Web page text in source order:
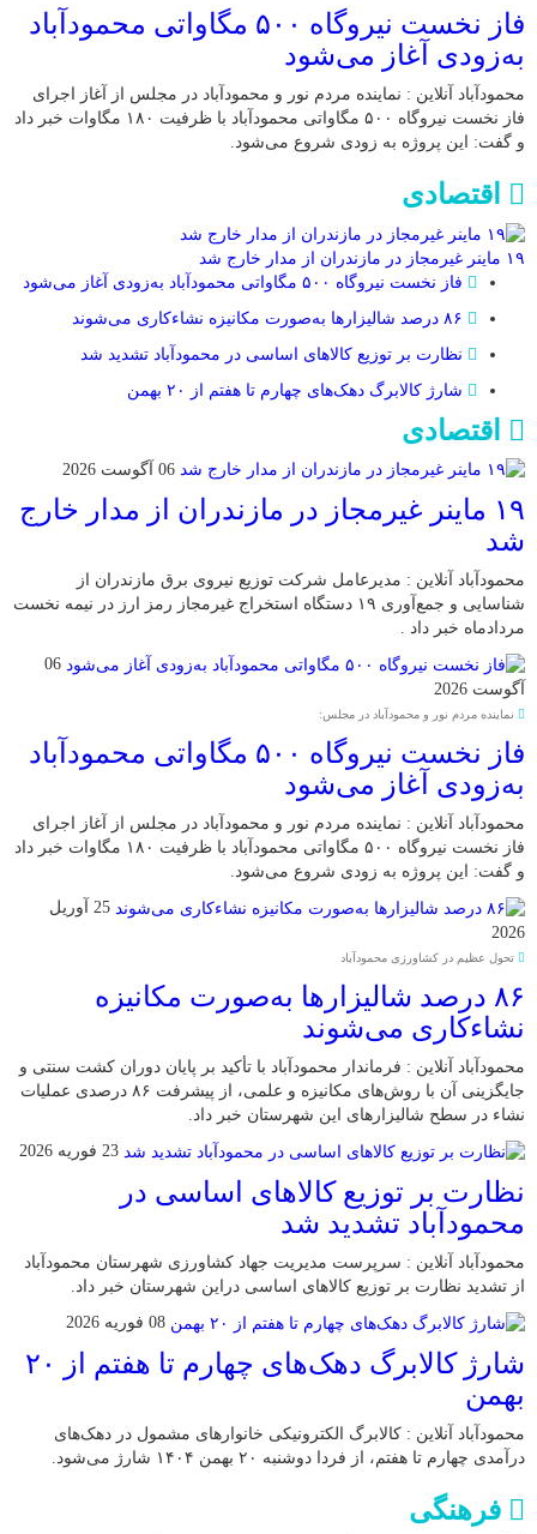
فاز نخست نیروگاه ۵۰۰ مگاواتی محمودآباد
به‌زودی آغاز می‌شود
محمودآباد آنلاین : نماینده مردم نور و محمودآباد در مجلس از آغاز اجرای
فاز نخست نیروگاه ۵۰۰ مگاواتی محمودآباد با ظرفیت ۱۸۰ مگاوات خبر داد
و گفت: این پروژه به زودی شروع می‌شود.
اقتصادی
۱۹ ماینر غیرمجاز در مازندران از مدار خارج شد
فاز نخست نیروگاه ۵۰۰ مگاواتی محمودآباد به‌زودی آغاز می‌شود
نظارت بر توزیع کالا‌های اساسی در محمودآباد تشدید شد
شارژ کالابرگ دهک‌های چهارم تا هفتم از ۲۰ بهمن
اقتصادی
06 آگوست 2026
۱۹ ماینر غیرمجاز در مازندران از مدار خارج
شد
محمودآباد آنلاین : مدیرعامل شرکت توزیع نیروی برق مازندران از
شناسایی و جمع‌آوری ۱۹ دستگاه استخراج غیرمجاز رمز ارز در نیمه نخست
مردادماه خبر داد .
06
آگوست 2026
نماینده مردم نور و محمودآباد در مجلس:
فاز نخست نیروگاه ۵۰۰ مگاواتی محمودآباد
به‌زودی آغاز می‌شود
محمودآباد آنلاین : نماینده مردم نور و محمودآباد در مجلس از آغاز اجرای
فاز نخست نیروگاه ۵۰۰ مگاواتی محمودآباد با ظرفیت ۱۸۰ مگاوات خبر داد
و گفت: این پروژه به زودی شروع می‌شود.
25 آوریل
2026
تحول عظیم در کشاورزی محمودآباد
۸۶ درصد شالیزارها به‌صورت مکانیزه
نشاءکاری می‌شوند
محمودآباد آنلاین : فرماندار محمودآباد با تأکید بر پایان دوران کشت سنتی و
جایگزینی آن با روش‌های مکانیزه و علمی، از پیشرفت ۸۶ درصدی عملیات
نشاء در سطح شالیزارهای این شهرستان خبر داد.
23 فوریه 2026
نظارت بر توزیع کالا‌های اساسی در
محمودآباد تشدید شد
محمودآباد آنلاین : سرپرست مدیریت جهاد کشاورزی شهرستان محمودآباد
از تشدید نظارت بر توزیع کالا‌های اساسی دراین شهرستان خبر داد.
08 فوریه 2026
شارژ کالابرگ دهک‌های چهارم تا هفتم از ۲۰
بهمن
محمودآباد آنلاین : کالابرگ الکترونیکی خانوار‌های مشمول در دهک‌های
درآمدی چهارم تا هفتم، از فردا دوشنبه ۲۰ بهمن ۱۴۰۴ شارژ می‌شود.
فرهنگی